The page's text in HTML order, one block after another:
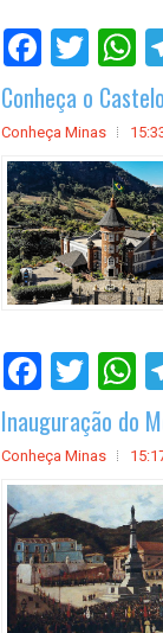
Conheça o
Conheça Minas
Inauguração do
Conheça Minas